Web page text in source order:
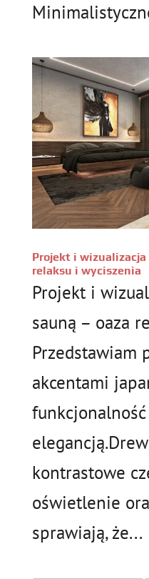
Projekt i wizualizacja
relaksu i wyciszenia
Projekt i
sauną – oaza
Przedstawiam
akcentami
kontrastowe
oświetlenie
sprawiają, że...